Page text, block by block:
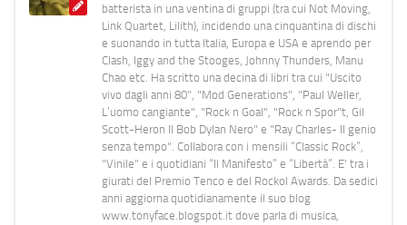
batterista in una ventina di gruppi (tra cui Not Moving,
Link Quartet, Lilith), incidendo una cinquantina di dischi
e suonando in tutta Italia, Europa e USA e aprendo per
Clash, Iggy and the Stooges, Johnny Thunders, Manu
Chao etc. Ha scritto una decina di libri tra cui "Uscito
vivo dagli anni 80", "Mod Generations", "Paul Weller,
L’uomo cangiante", "Rock n Goal", "Rock n Spor"t, Gil
Scott-Heron Il Bob Dylan Nero" e "Ray Charles- Il genio
senza tempo". Collabora con i mensili “Classic Rock”,
"Vinile" e i quotidiani “Il Manifesto” e “Libertà”. E' tra i
giurati del Premio Tenco e del Rockol Awards. Da sedici
anni aggiorna quotidianamente il suo blog
www.tonyface.blogspot.it dove parla di musica,